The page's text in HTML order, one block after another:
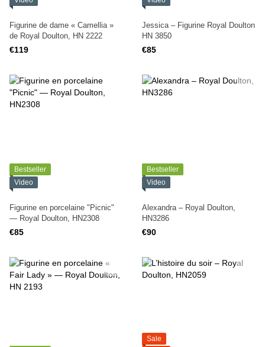
Figurine de dame « Camellia »
de Royal Doulton, HN 2222
€119
Jessica – Figurine Royal Doulton
HN 3850
€85
Bestseller
Video
Figurine en porcelaine "Picnic"
— Royal Doulton, HN2308
€85
Bestseller
Video
Alexandra – Royal Doulton,
HN3286
€90
Sale